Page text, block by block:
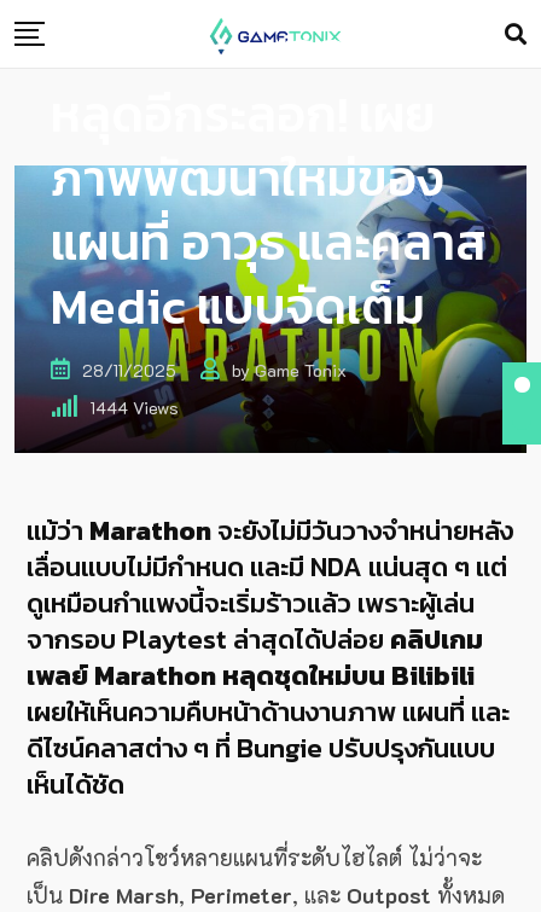
Marathon เจอคลิป
ภาพพัฒนาใหม่ของ
แผนที่ อาวุธ และคลาส
Medic แบบจัดเต็ม
28/11/2025 byGame Tonix
1444 Views
แม้ว่า Marathonจะยังไม่มีวันวางจำหน่ายหลัง
เลื่อนแบบไม่มีกำหนด และมี NDA แน่นสุด ๆ แต่
ดูเหมือนกำแพงนี้จะเริ่มร้าวแล้ว เพราะผู้เล่น
จากรอบ Playtest ล่าสุดได้ปล่อย คลิปเกม
เพลย์ Marathon หลุดชุดใหม่บน Bilibili
เผยให้เห็นความคืบหน้าด้านงานภาพ แผนที่ และ
ดีไซน์คลาสต่าง ๆ ที่ Bungie ปรับปรุงกันแบบ
เห็นได้ชัด
คลิปดังกล่าวโชว์หลายแผนที่ระดับไฮไลต์ ไม่ว่าจะ
เป็น Dire Marsh, Perimeter, และ Outpost ทั้งหมด